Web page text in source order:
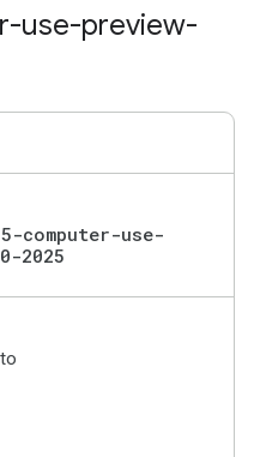
use-preview-
computer-use-
2025